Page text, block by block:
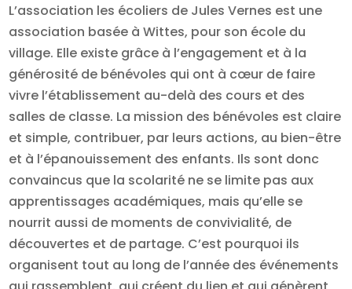
L’association les écoliers de Jules Vernes est une
association basée à Wittes, pour son école du
village. Elle existe grâce à l’engagement et à la
générosité de bénévoles qui ont à cœur de faire
vivre l’établissement au-delà des cours et des
salles de classe. La mission des bénévoles est claire
et simple, contribuer, par leurs actions, au bien-être
et à l’épanouissement des enfants. Ils sont donc
convaincus que la scolarité ne se limite pas aux
apprentissages académiques, mais qu’elle se
nourrit aussi de moments de convivialité, de
découvertes et de partage. C’est pourquoi ils
organisent tout au long de l’année des événements